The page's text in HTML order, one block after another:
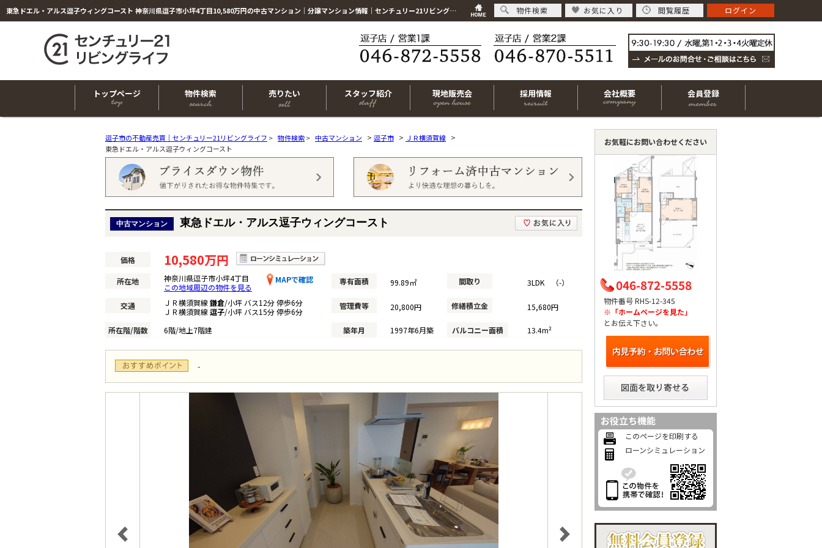
東急ドエル・アルス逗子ウィングコースト 神奈川県逗子市小坪4丁目10,580万円の中古マンション｜分譲マンション情報｜センチュリー21リビングライフ
トップページ 物件検索 売りたい スタッフ紹介 現地販売会 採用情報 会社概要 会員登録
逗子市の不動産売買｜センチュリー21リビングライフ > 物件検索> 中古マンション > 逗子市 > ＪＲ横須賀線 >
東急ドエル・アルス逗子ウィングコースト
中古マンション 東急ドエル・アルス逗子ウィングコースト
価格 10,580万円
所在地 神奈川県逗子市小坪4丁目 MAPで確認
この地域周辺の物件を見る
専有面積 99.89㎡ 間取り 3LDK （-）
交通 ＪＲ横須賀線 鎌倉/小坪 バス12分 停歩6分
ＪＲ横須賀線 逗子/小坪 バス15分 停歩6分
管理費等 20,800円 修繕積立金 15,680円
所在階/階数 6階/地上7階建 築年月 1997年6月築 バルコニー面積 13.4m²
-
お気軽にお問い合わせください
046-872-5558
物件番号 RHS-12-345
※「ホームページを見た」
とお伝え下さい。
お役立ち機能
このページを印刷する
ローンシミュレーション
物件検索 お気に入り 閲覧履歴 ログイン